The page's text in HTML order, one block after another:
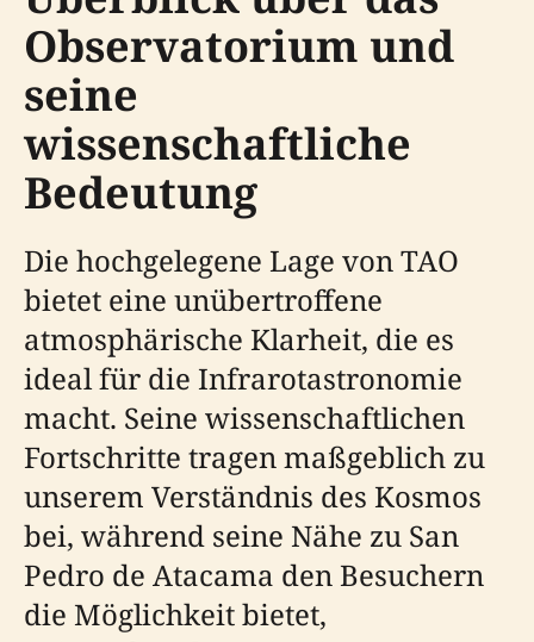
Observatorium und
seine
wissenschaftliche
Bedeutung
Die hochgelegene Lage von TAO
bietet eine unübertroffene
atmosphärische Klarheit, die es
ideal für die Infrarotastronomie
macht. Seine wissenschaftlichen
Fortschritte tragen maßgeblich zu
unserem Verständnis des Kosmos
bei, während seine Nähe zu San
Pedro de Atacama den Besuchern
die Möglichkeit bietet,